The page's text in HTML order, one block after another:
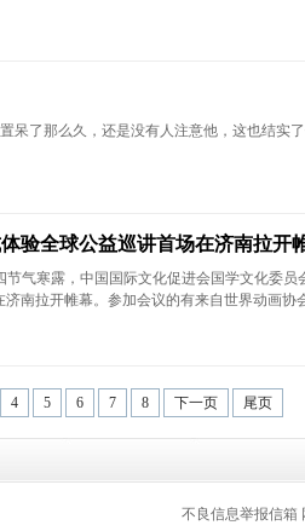
呆了那么久，还是没有人注意他，这也结实
验全球公益巡讲首场在济南拉开
气寒露，中国国际文化促进会国学文化委员
南拉开帷幕。参加会议的有来自世界动画协
4 5 6 7 8 下一页 尾页
不良信息举报信箱